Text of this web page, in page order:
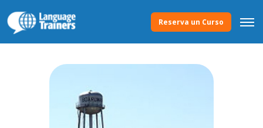
Reserva un Curso